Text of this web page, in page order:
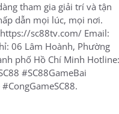
tham gia giải trí và tận
dẫn mọi lúc, mọi nơi.
sc88tv.com/ Email:
06 Lâm Hoành, Phường
phố Hồ Chí Minh Hotline:
#SC88GameBai